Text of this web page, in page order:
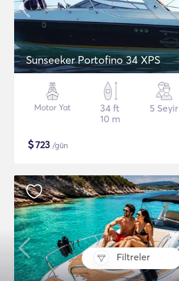
Filtreler
Sunseeker Portofino 34 XPS
Motor Yat
34 ft
10 m
5 Seyir
$723 /gün